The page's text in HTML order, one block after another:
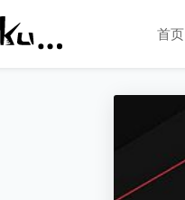
首页